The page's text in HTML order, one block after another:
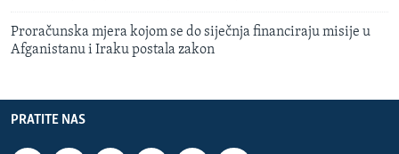
Proračunska mjera kojom se do siječnja financiraju misije u
Afganistanu i Iraku postala zakon
PRATITE NAS